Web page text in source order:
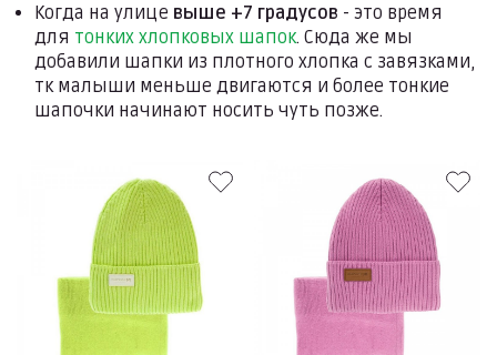
Когда на улице выше +7 градусов - это время
для тонких хлопковых шапок. Сюда же мы
добавили шапки из плотного хлопка с завязками,
тк малыши меньше двигаются и более тонкие
шапочки начинают носить чуть позже.